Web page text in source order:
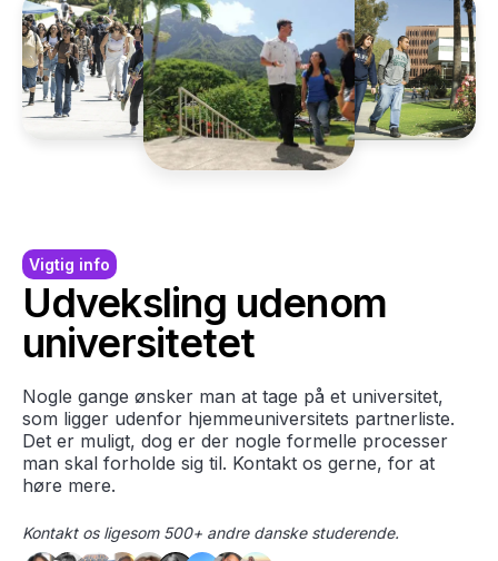
Vigtig info
Udveksling udenom
universitetet
Nogle gange ønsker man at tage på et universitet,
som ligger udenfor hjemmeuniversitets partnerliste.
Det er muligt, dog er der nogle formelle processer
man skal forholde sig til. Kontakt os gerne, for at
høre mere.
Kontakt os ligesom 500+ andre danske studerende.